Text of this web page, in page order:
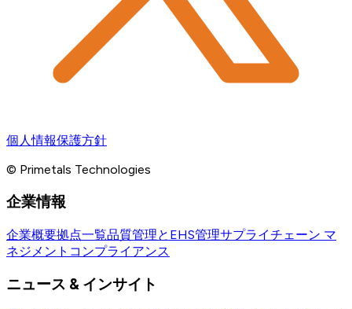
個人情報保護方針
© Primetals Technologies
企業情報
企業概要拠点一覧品質管理とEHS管理サプライチェーン マ
ネジメント コンプライアンス
ニュース & インサイト